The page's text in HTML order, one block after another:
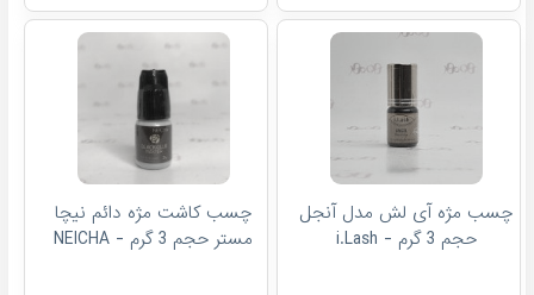
چسب مژه آی لش مدل آنجل
حجم 3 گرم - i.Lash
چسب کاشت مژه دائم نیچا
مستر حجم 3 گرم - NEICHA